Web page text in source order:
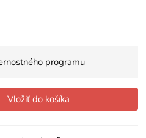
programu